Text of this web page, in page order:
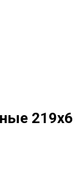
219х6